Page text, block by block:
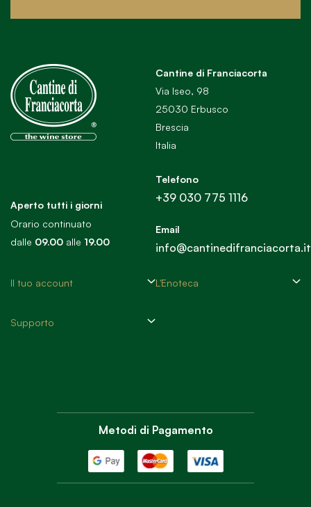
Aperto tutti i giorni
Orario continuato
dalle 09.00 alle 19.00
Cantine di Franciacorta
Via Iseo, 98
25030 Erbusco
Brescia
Italia
Telefono
+39 030 775 1116
Email
info@cantinedifranciacorta.it
Il tuo account L'Enoteca
Supporto
Metodi di Pagamento